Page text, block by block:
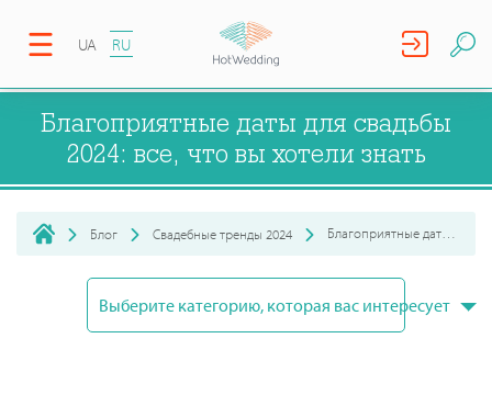
UA RU
Благоприятные даты для свадьбы
2024: все, что вы хотели знать
Блог Свадебные тренды 2024
Выберите категорию, которая вас интересует